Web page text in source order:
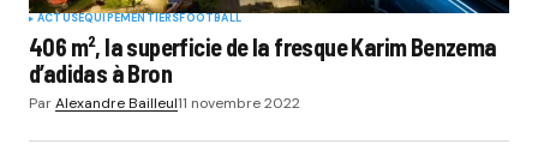
ACTUSEQUIPEMENTIERSFOOTBALL
406 m², la superficie de la fresque Karim Benzema
d’adidas à Bron
ParAlexandre Bailleul11 novembre 2022